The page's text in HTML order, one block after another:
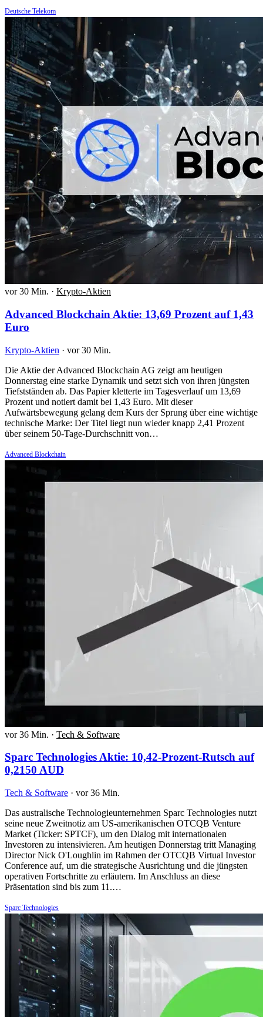
Deutsche Telekom
vor 30 Min. · Krypto-Aktien
Advanced Blockchain Aktie: 13,69 Prozent auf 1,43
Euro
Krypto-Aktien · vor 30 Min.
Die Aktie der Advanced Blockchain AG zeigt am heutigen
Donnerstag eine starke Dynamik und setzt sich von ihren jüngsten
Tiefstständen ab. Das Papier kletterte im Tagesverlauf um 13,69
Prozent und notiert damit bei 1,43 Euro. Mit dieser
Aufwärtsbewegung gelang dem Kurs der Sprung über eine wichtige
technische Marke: Der Titel liegt nun wieder knapp 2,41 Prozent
über seinem 50-Tage-Durchschnitt von…
Advanced Blockchain
vor 36 Min. · Tech & Software
Sparc Technologies Aktie: 10,42-Prozent-Rutsch auf
0,2150 AUD
Tech & Software · vor 36 Min.
Das australische Technologieunternehmen Sparc Technologies nutzt
seine neue Zweitnotiz am US-amerikanischen OTCQB Venture
Market (Ticker: SPTCF), um den Dialog mit internationalen
Investoren zu intensivieren. Am heutigen Donnerstag tritt Managing
Director Nick O'Loughlin im Rahmen der OTCQB Virtual Investor
Conference auf, um die strategische Ausrichtung und die jüngsten
operativen Fortschritte zu erläutern. Im Anschluss an diese
Präsentation sind bis zum 11.…
Sparc Technologies